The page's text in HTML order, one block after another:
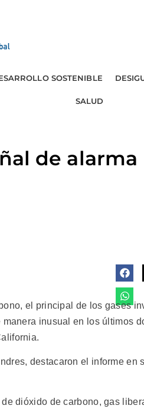
SOSTENIBLE
SALUD
de
el principal de los gases
inusual en los últimos
destacaron el informe en
dióxido de carbono, gas